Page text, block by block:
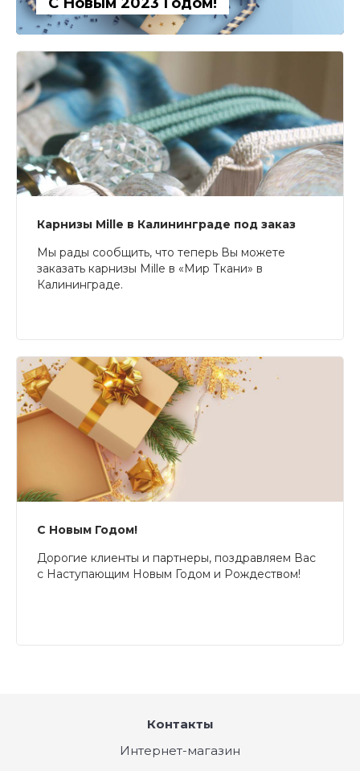
Карнизы Mille в Калининграде под заказ
Мы рады сообщить, что теперь Вы можете
заказать карнизы Mille в «Мир Ткани» в
Калининграде.
С Новым Годом!
Дорогие клиенты и партнеры, поздравляем Вас
с Наступающим Новым Годом и Рождеством!
Контакты
Интернет-магазин